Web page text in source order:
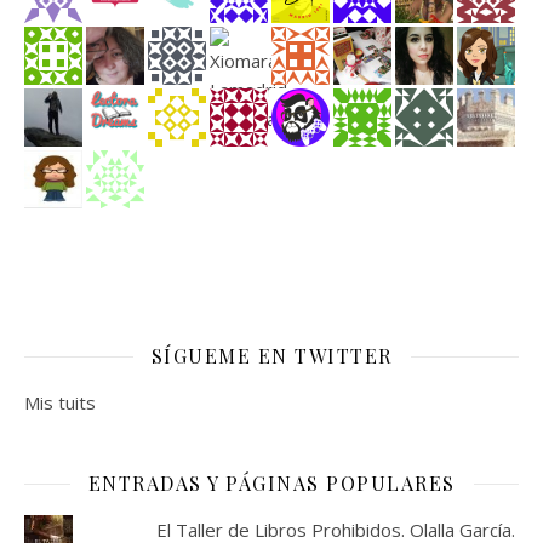
SÍGUEME EN TWITTER
Mis tuits
ENTRADAS Y PÁGINAS POPULARES
El Taller de Libros Prohibidos. Olalla García.